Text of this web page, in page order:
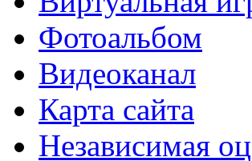
Фотоальбом
Видеоканал
Карта сайта
Независимая